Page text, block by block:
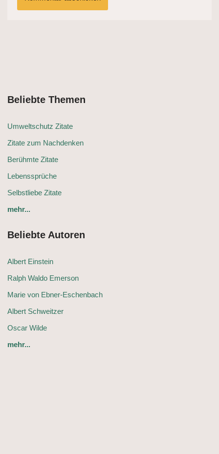
Beliebte Themen
Umweltschutz Zitate
Zitate zum Nachdenken
Berühmte Zitate
Lebenssprüche
Selbstliebe Zitate
mehr...
Beliebte Autoren
Albert Einstein
Ralph Waldo Emerson
Marie von Ebner-Eschenbach
Albert Schweitzer
Oscar Wilde
mehr...